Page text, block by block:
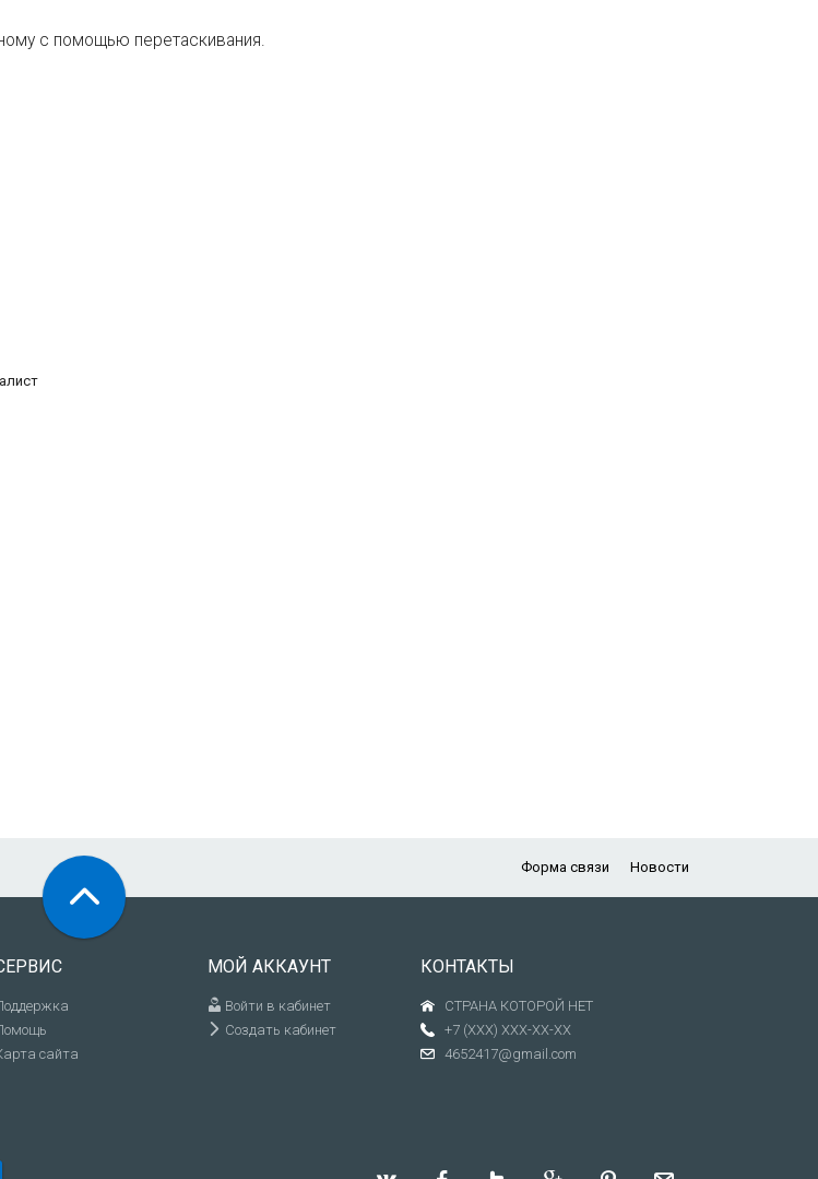
с помощью перетаскивания.
Форма связи Новости
сайта
МОЙ АККАУНТ
Войти в кабинет
Создать кабинет
КОНТАКТЫ
СТРАНА КОТОРОЙ НЕТ
+7 (XXX) XXX-XX-XX
4652417@gmail.com